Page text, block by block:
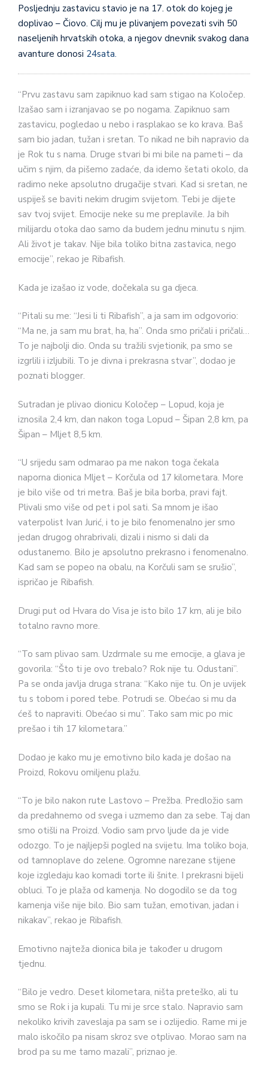
Posljednju zastavicu stavio je na 17. otok do kojeg je
doplivao – Čiovo. Cilj mu je plivanjem povezati svih 50
naseljenih hrvatskih otoka, a njegov dnevnik svakog dana
avanture donosi 24sata.
“Prvu zastavu sam zapiknuo kad sam stigao na Koločep.
Izašao sam i izranjavao se po nogama. Zapiknuo sam
zastavicu, pogledao u nebo i rasplakao se ko krava. Baš
sam bio jadan, tužan i sretan. To nikad ne bih napravio da
je Rok tu s nama. Druge stvari bi mi bile na pameti – da
učim s njim, da pišemo zadaće, da idemo šetati okolo, da
radimo neke apsolutno drugačije stvari. Kad si sretan, ne
uspiješ se baviti nekim drugim svijetom. Tebi je dijete
sav tvoj svijet. Emocije neke su me preplavile. Ja bih
milijardu otoka dao samo da budem jednu minutu s njim.
Ali život je takav. Nije bila toliko bitna zastavica, nego
emocije”, rekao je Ribafish.
Kada je izašao iz vode, dočekala su ga djeca.
“Pitali su me: “Jesi li ti Ribafish”, a ja sam im odgovorio:
“Ma ne, ja sam mu brat, ha, ha”. Onda smo pričali i pričali…
To je najbolji dio. Onda su tražili svjetionik, pa smo se
izgrlili i izljubili. To je divna i prekrasna stvar”, dodao je
poznati blogger.
Sutradan je plivao dionicu Koločep – Lopud, koja je
iznosila 2,4 km, dan nakon toga Lopud – Šipan 2,8 km, pa
Šipan – Mljet 8,5 km.
“U srijedu sam odmarao pa me nakon toga čekala
naporna dionica Mljet – Korčula od 17 kilometara. More
je bilo više od tri metra. Baš je bila borba, pravi fajt.
Plivali smo više od pet i pol sati. Sa mnom je išao
vaterpolist Ivan Jurić, i to je bilo fenomenalno jer smo
jedan drugog ohrabrivali, dizali i nismo si dali da
odustanemo. Bilo je apsolutno prekrasno i fenomenalno.
Kad sam se popeo na obalu, na Korčuli sam se srušio”,
ispričao je Ribafish.
Drugi put od Hvara do Visa je isto bilo 17 km, ali je bilo
totalno ravno more.
“To sam plivao sam. Uzdrmale su me emocije, a glava je
govorila: “Što ti je ovo trebalo? Rok nije tu. Odustani”.
Pa se onda javlja druga strana: “Kako nije tu. On je uvijek
tu s tobom i pored tebe. Potrudi se. Obećao si mu da
ćeš to napraviti. Obećao si mu”. Tako sam mic po mic
prešao i tih 17 kilometara.”
Dodao je kako mu je emotivno bilo kada je došao na
Proizd, Rokovu omiljenu plažu.
“To je bilo nakon rute Lastovo – Prežba. Predložio sam
da predahnemo od svega i uzmemo dan za sebe. Taj dan
smo otišli na Proizd. Vodio sam prvo ljude da je vide
odozgo. To je najljepši pogled na svijetu. Ima toliko boja,
od tamnoplave do zelene. Ogromne narezane stijene
koje izgledaju kao komadi torte ili šnite. I prekrasni bijeli
obluci. To je plaža od kamenja. No dogodilo se da tog
kamenja više nije bilo. Bio sam tužan, emotivan, jadan i
nikakav”, rekao je Ribafish.
Emotivno najteža dionica bila je također u drugom
tjednu.
“Bilo je vedro. Deset kilometara, ništa preteško, ali tu
smo se Rok i ja kupali. Tu mi je srce stalo. Napravio sam
nekoliko krivih zaveslaja pa sam se i ozlijedio. Rame mi je
malo iskočilo pa nisam skroz sve otplivao. Morao sam na
brod pa su me tamo mazali”, priznao je.